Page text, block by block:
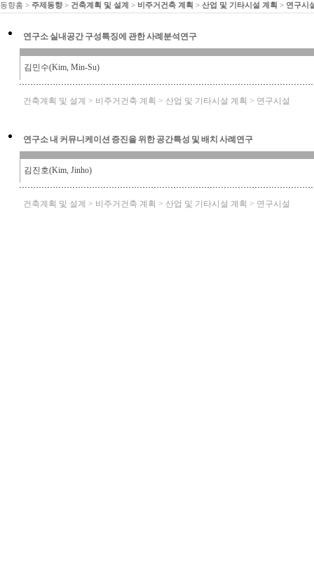
동향홈 > 주제동향 > 건축계획 및 설계 > 비주거건축 계획 > 산업 및 기타시설 계획 > 연구시
연구소 실내공간 구성특징에 관한 사례분석연구
김민수(Kim, Min-Su)
건축계획 및 설계 > 비주거건축 계획 > 산업 및 기타시설 계획 > 연구시설
연구소 내 커뮤니케이션 증진을 위한 공간특성 및 배치 사례연구
김진호(Kim, Jinho)
건축계획 및 설계 > 비주거건축 계획 > 산업 및 기타시설 계획 > 연구시설